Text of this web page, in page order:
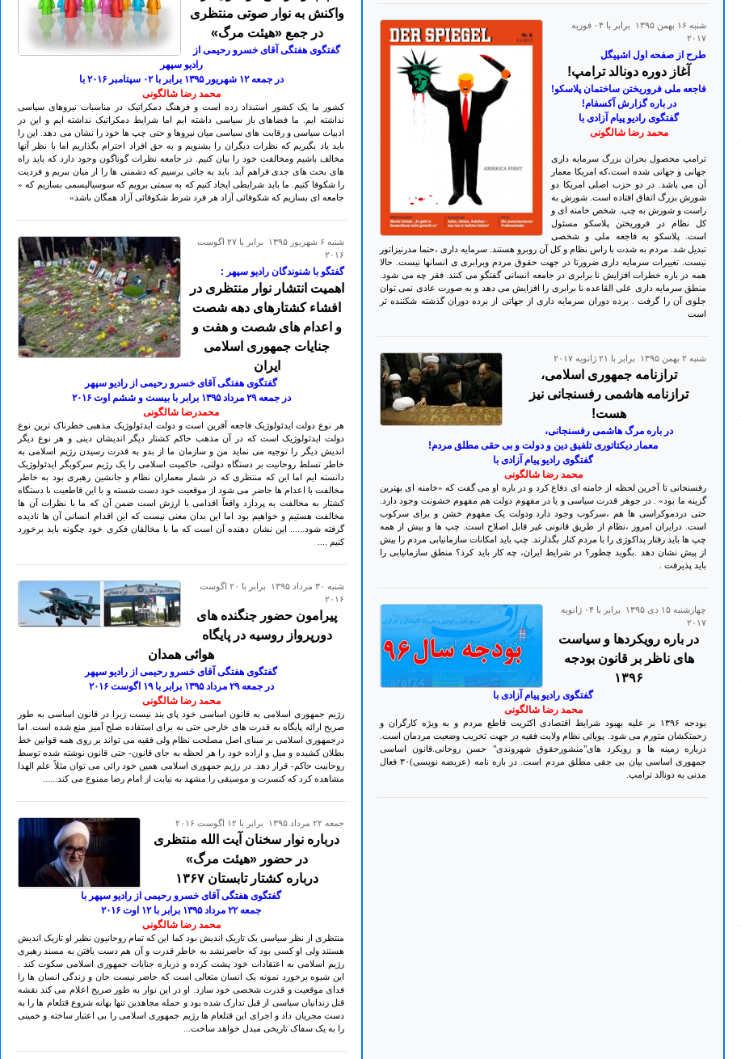
شنبه ۱۶ بهمن ۱۳۹۵ برابر با ۰۴ فوريه
۲۰۱۷
طرح از صفحه اول اشپیگل
آغاز دوره دونالد ترامپ!
فاجعه ملی فروریختن ساختمان پلاسکو!
در باره گزارش آکسفام!
گفتگوی رادیو پیام آزادی با
محمد رضا شالگونی
ترامپ محصول بحران بزرگ سرمایه داری
جهانی و جهانی شده است،که امریکا معمار
آن می باشد. در دو حزب اصلی امریکا دو
شورش بزرگ اتفاق افتاده است. شورش به
راست و شورش به چپ. شخص خامنه ای و
کل نظام در فروریختن پلاسکو مسئول
است. پلاسکو به فاجعه ملی و شخصی
تبدیل شد. مردم به شدت با راس نظام و کل آن روبرو هستند. سرمایه داری ،حتما مدرنیزاتور
نیست. تغییرات سرمایه داری ضرورتا در جهت حقوق مردم وبرابری ی انسانها نیست. حالا
همه در باره خطرات افزایش نا برابری در جامعه انسانی گفتگو می کنند. فقر چه می شود.
منطق سرمایه داری علی القاعده نا برابری را افزایش می دهد و به صورت عادی نمی توان
جلوی آن را گرفت . برده دوران سرمایه داری از جهاتی از برده دوران گذشته شکننده تر
است
شنبه ۲ بهمن ۱۳۹۵ برابر با ۲۱ ژانويه ۲۰۱۷
ترازنامه جمهوری اسلامی،
ترازنامه هاشمی رفسنجانی نیز
هست!
در باره مرگ هاشمی رفسنجانی،
معمار دیکتاتوری تلفیق دین و دولت و بی حقی مطلق مردم!
گفتگوی رادیو پیام آزادی با
محمد رضا شالگونی
رفسنجانی تا آخرین لحظه از خامنه ای دفاع کرد و در باره او می گفت که «خامنه ای بهترین
گزینه ما بود» . در جوهر قدرت سیاسی و یا در مفهوم دولت هم مفهوم خشونت وجود دارد.
حتی دردموکراسی ها هم ،سرکوب وجود دارد ودولت یک مفهوم خشن و برای سرکوب
است. درایران امروز ،نظام از طریق قانونی غیر قابل اصلاح است. چپ ها و بیش از همه
چپ ها باید رفتار پداکوژی را با مردم کنار بگذارند. چپ باید امکانات سازمانیابی مردم را بیش
از پیش نشان دهد .بگوید چطور؟ در شرایط ایران، چه کار باید کرد؟ منطق سازمانیابی را
باید پذیرفت .
چهارشنبه ۱۵ دی ۱۳۹۵ برابر با ۰۴ ژانويه
۲۰۱۷
در باره رویکردها و سیاست
های ناظر بر قانون بودجه
۱۳۹۶
گفتگوی رادیو پیام آزادی با
محمد رضا شالگونی
بودجه ۱۳۹۶ بر علیه بهبود شرایط اقتصادی اکثریت قاطع مردم و به ویژه کارگران و
زحمتکشان متورم می شود. پویائی نظام ولایت فقیه در جهت تخریب وضعیت مردمان است.
درباره زمینه ها و رویکرد های"منشورحقوق شهروندی" حسن روحانی.قانون اساسی
جمهوری اساسی بیان بی حقی مطلق مردم است. در باره نامه (عریضه نویسی)۳٠ فعال
مدنی به دونالد ترامپ.
واکنش به نوار صوتی منتظری
در جمع «هیئت مرگ»
گفتگوی هفتگی آقای خسرو رحیمی از
رادیو سپهر
در جمعه ۱۲ شهريور ۱۳۹۵ برابر با ٠۲ سپتامبر ۲٠۱۶ با
محمد رضا شالگونی
کشور ما یک کشور استبداد زده است و فرهنگ دمکراتیک در مناسبات نیروهای سیاسی
نداشته ایم. ما فضاهای باز سیاسی داشته ایم اما شرایط دمکراتیک نداشته ایم و این در
ادبیات سیاسی و رقابت های سیاسی میان نیروها و حتی چپ ها خود را نشان می دهد. این را
باید یاد بگیریم که نظرات دیگران را بشنویم و به حق افراد احترام بگذاریم اما با نظر آنها
مخالف باشیم ومخالفت خود را بیان کنیم. در جامعه نظرات گوناگون وجود دارد که باید راه
های بحث های جدی فراهم آید. باید به جائی برسیم که دشمنی ها را از میان ببریم و فردیت
را شکوفا کنیم. ما باید شرایطی ایجاد کنیم که به سمتی برویم که سوسیالیسمی بسازیم که «
جامعه ای بسازیم که شکوفائی آزاد هر فرد شرط شکوفائی آزاد همگان باشد»
شنبه ۶ شهريور ۱۳۹۵ برابر با ۲۷ اگوست
۲۰۱۶
گفتگو با شنوندگان رادیو سپهر :
اهمیت انتشار نوار منتظری در
افشاء کشتارهای دهه شصت
و اعدام های شصت و هفت و
جنایات جمهوری اسلامی
ایران
گفتگوی هفتگی آقای خسرو رحیمی از رادیو سپهر
در جمعه ۲۹ مرداد ۱۳۹۵ برابر با بیست و ششم اوت ۲٠۱۶
محمدرضا شالگونی
هر نوع دولت ایدئولوژیک فاجعه آفرین است و دولت ایدئولوژیک مذهبی خطرناک ترین نوع
دولت ایدئولوژیک است که در آن مذهب حاکم کشتار دیگر اندیشان دینی و هر نوع دیگر
اندیش دیگر را توجیه می نماید من و سازمان ما از بدو به قدرت رسیدن رژیم اسلامی به
خاطر تسلط روحانیت بر دستگاه دولتی، حاکمیت اسلامی را یک رژیم سرکوبگر ایدئولوژیک
دانسته ایم اما این که منتظری که در شمار معماران نظام و جانشین رهبری بود به خاطر
مخالفت با اعدام ها حاضر می شود از موقعیت خود دست شسته و با این قاطعیت با دستگاه
کشتار به مخالفت به پردازد واقعاً اقدامی با ارزش است ضمن آن که ما با نظرات آن ها
مخالفت هستیم و خواهیم بود اما این بدان معنی نیست که این اقدام انسانی آن ها نادیده
گرفته شود...... این نشان دهنده آن است که ما با مخالفان فکری خود چگونه باید برخورد
کنیم ....
شنبه ۳۰ مرداد ۱۳۹۵ برابر با ۲۰ اگوست
۲۰۱۶
پیرامون حضور جنگنده های
دورپرواز روسیه در پایگاه
هوائی همدان
گفتگوی هفتگی آقای خسرو رحیمی از رادیو سپهر
در جمعه ۲۹ مرداد ۱۳۹۵ برابر با ۱۹ اگوست ۲٠۱۶
محمد رضا شالگونی
رژیم جمهوری اسلامی به قانون اساسی خود پای بند نیست زیرا در قانون اساسی به طور
صریح ارائه پایگاه به قدرت های خارجی حتی به برای استفاده صلح آمیز منع شده است. اما
درجمهوری اسلامی بر مبنای اصل مصلحت نظام ولی فقیه می تواند بر روی همه قوانین خط
بطلان کشیده و میل و اراده خود را هر لحظه به جای قانون- حتی قانون نوشته شده توسط
روحانیت حاکم- قرار دهد. در رژیم جمهوری اسلامی همین خود رائی می توان مثلاً علم الهدا
مشاهده کرد که کنسرت و موسیقی را مشهد به نیابت از امام رضا ممنوع می کند......
جمعه ۲۲ مرداد ۱۳۹۵ برابر با ۱۲ اگوست ۲۰۱۶
درباره نوار سخنان آيت الله منتظری
در حضور «هیئت مرگ»
درباره کشتار تابستان ۱۳۶۷
گفتگوی هفتگی آقای خسرو رحیمی از رادیو سپهر با
جمعه ۲۲ مرداد ۱۳۹۵ برابر با ۱۲ اوت ۲٠۱۶
محمد رضا شالگونی
منتظری از نظر سیاسی یک تاریک اندیش بود کما این که تمام روحانیون نظیر او تاریک اندیش
هستند ولی او کسی بود که حاضرنشد به خاطر قدرت و آن هم دست یافتن به مسند رهبری
رژیم اسلامی به اعتقادات خود پشت کرده و درباره جنایات جمهوری اسلامی سکوت کند .
این شیوه برخورد نمونه یک انسان متعالی است که حاضر نیست جان و زندگی انسان ها را
فدای موقعیت و قدرت شخصی خود سازد. او در این نوار به طور صریح اعلام می کند نقشه
قتل زندانیان سیاسی از قبل تدارک شده بود و حمله مجاهدین تنها بهانه شروع قتلعام ها را به
دست مجریان داد و اجرای این قتلعام ها رژیم جمهوری اسلامی را بی اعتبار ساخته و خمینی
را به یک سفاک تاریخی مبدل خواهد ساخت...